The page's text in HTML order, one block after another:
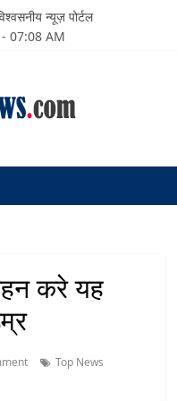
न्यूज़ पोर्टल
07:08 AM
करे यह
Top News